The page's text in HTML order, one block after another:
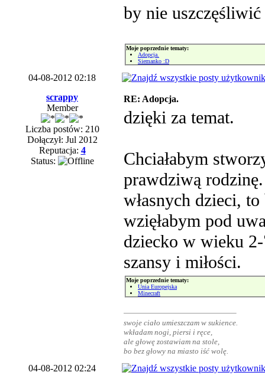
by nie
Moje poprzednie tematy:
Adopcja.
Siemanko :D
04-08-2012 02:18
scrappy
Member
Liczba postów: 210
Dołączył: Jul 2012
Reputacja: 4
Status:
RE: Adopcja.
dzięki za temat.
Chciałabym
prawdziwą
własnych dzieci,
wzięłabym pod
dziecko w wieku
szansy i miłości.
Moje poprzednie tematy:
Unia Europejska
Minecraft
swoje ciało umieszczam w sukience.
wkładam nogi, piersi i ręce,
ale głowę zostawiam na stole,
bo bez głowy na miasto iść wolę.
04-08-2012 02:24